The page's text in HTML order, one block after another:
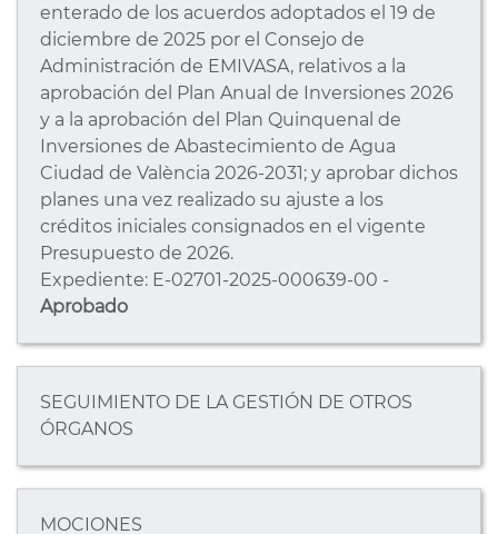
enterado de los acuerdos adoptados el 19 de
diciembre de 2025 por el Consejo de
Administración de EMIVASA, relativos a la
aprobación del Plan Anual de Inversiones 2026
y a la aprobación del Plan Quinquenal de
Inversiones de Abastecimiento de Agua
Ciudad de València 2026-2031; y aprobar dichos
planes una vez realizado su ajuste a los
créditos iniciales consignados en el vigente
Presupuesto de 2026.
Expediente: E-02701-2025-000639-00 -
Aprobado
SEGUIMIENTO DE LA GESTIÓN DE OTROS
ÓRGANOS
MOCIONES